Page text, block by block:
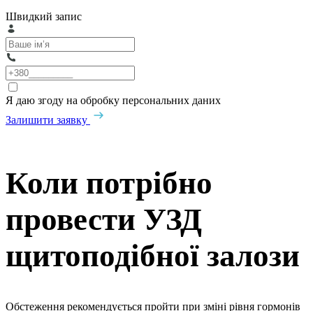
Швидкий запис
Я даю згоду на обробку персональних даних
Залишити заявку
Коли потрібно
провести УЗД
щитоподібної залози
Обстеження рекомендується пройти при зміні рівня гормонів